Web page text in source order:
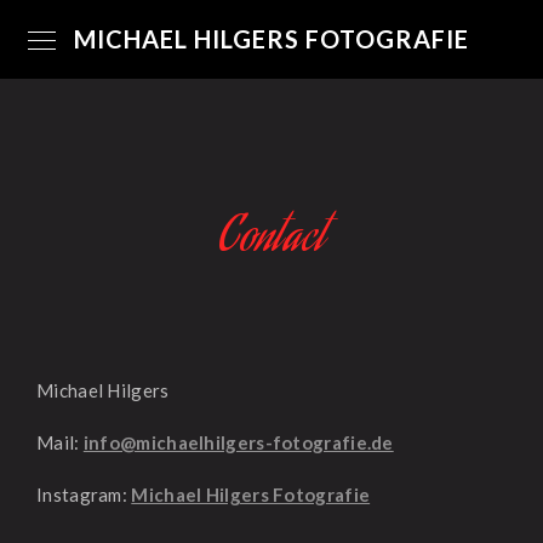
MICHAEL HILGERS FOTOGRAFIE
Contact
Michael Hilgers
Mail: info@michaelhilgers-fotografie.de
Instagram: Michael Hilgers Fotografie